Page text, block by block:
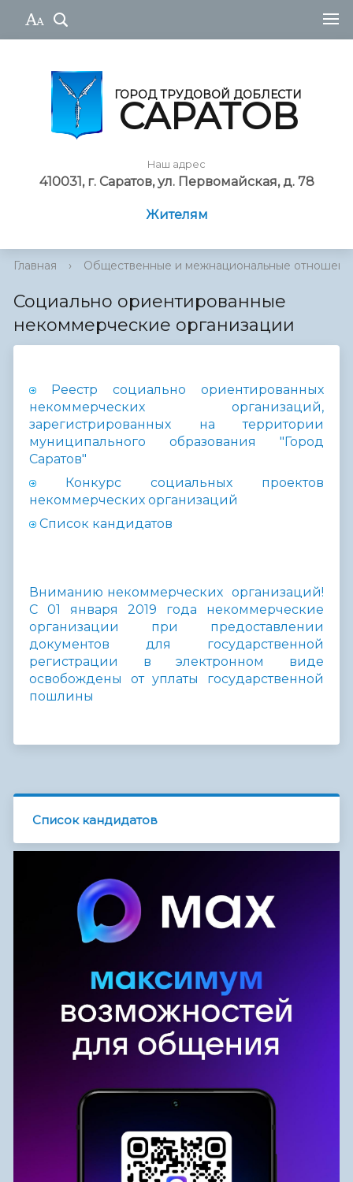
ГОРОД ТРУДОВОЙ ДОБЛЕСТИ
САРАТОВ
Наш адрес
410031, г. Саратов, ул. Первомайская, д. 78
Жителям
Главная › Общественные и межнациональные
Социально ориентированные
некоммерческие организации
Реестр социально ориентированных
некоммерческих организаций,
зарегистрированных на территории
муниципального образования "Город
Саратов"
Конкурс социальных проектов
некоммерческих организаций
Список кандидатов
Вниманию некоммерческих организаций!
С 01 января 2019 года некоммерческие
организации при предоставлении
документов для государственной
регистрации в электронном виде
освобождены от уплаты государственной
пошлины
Список кандидатов